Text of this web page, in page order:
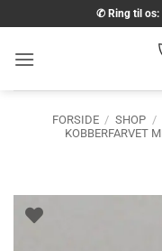
til
indhold
✆ Ring til os:
FORSIDE / SHOP /
KOBBERFARVET